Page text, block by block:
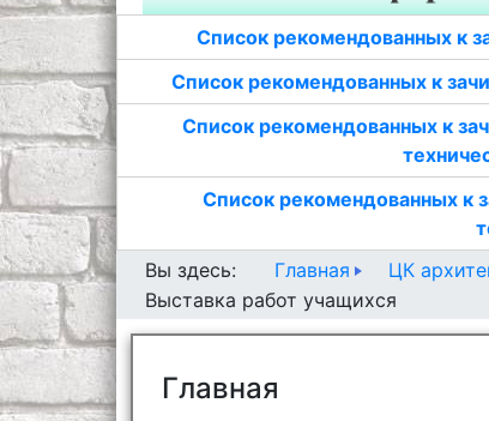
Список рекомендованных к
Список рекомендованных к
Список рекомендованных к
Список рекомендованных к
Вы здесь:
Главная ЦК
Выставка работ учащихся
Главная